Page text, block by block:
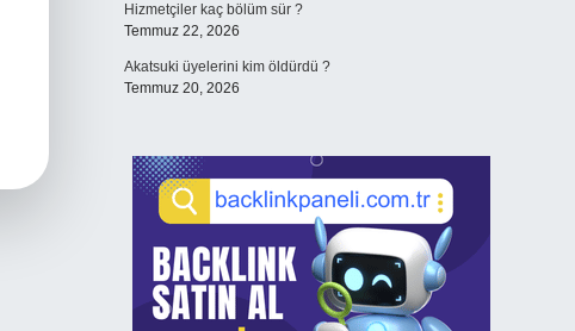
Hizmetçiler kaç bölüm sür ?
Temmuz 22, 2026
Akatsuki üyelerini kim öldürdü ?
Temmuz 20, 2026